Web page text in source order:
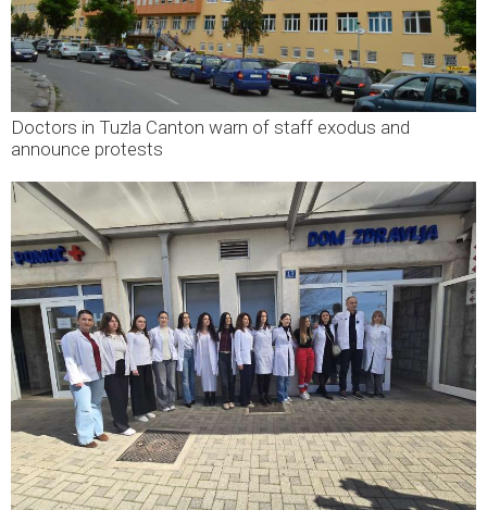
Doctors in Tuzla Canton warn of staff exodus and
announce protests